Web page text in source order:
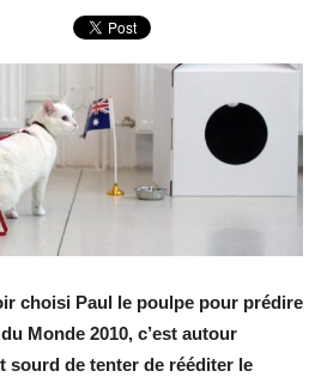
choisi Paul le poulpe pour prédire
Monde 2010, c’est autour
sourd de tenter de rééditer le